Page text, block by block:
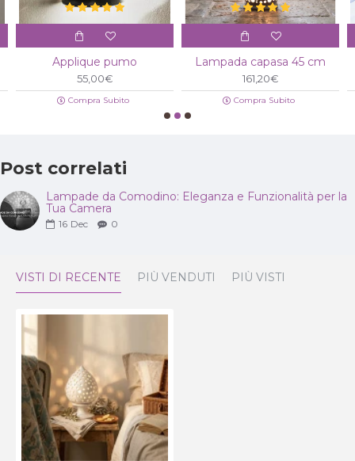
Applique pumo
55,00€
Compra Subito
Lampada capasa 45 cm
161,20€
Compra Subito
Post correlati
Lampade da Comodino: Eleganza e Funzionalità per la
Tua Camera
16 Dec 0
VISTI DI RECENTE PIÙ VENDUTI PIÙ VISTI